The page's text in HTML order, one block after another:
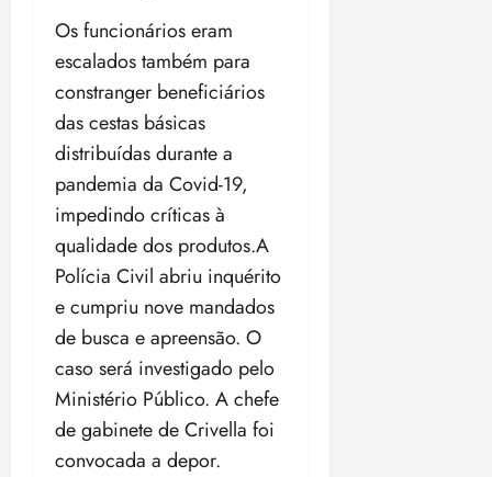
Os funcionários eram
escalados também para
constranger beneficiários
das cestas básicas
distribuídas durante a
pandemia da Covid-19,
impedindo críticas à
qualidade dos produtos.A
Polícia Civil abriu inquérito
e cumpriu nove mandados
de busca e apreensão. O
caso será investigado pelo
Ministério Público. A chefe
de gabinete de Crivella foi
convocada a depor.